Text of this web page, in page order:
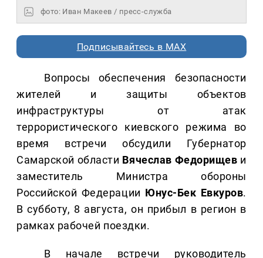
фото: Иван Макеев / пресс-служба
Подписывайтесь в MAX
Вопросы обеспечения безопасности
жителей и защиты объектов
инфраструктуры от атак
террористического киевского режима во
время встречи обсудили Губернатор
Самарской области Вячеслав Федорищев и
заместитель Министра обороны
Российской Федерации Юнус-Бек Евкуров.
В субботу, 8 августа, он прибыл в регион в
рамках рабочей поездки.
В начале встречи руководитель